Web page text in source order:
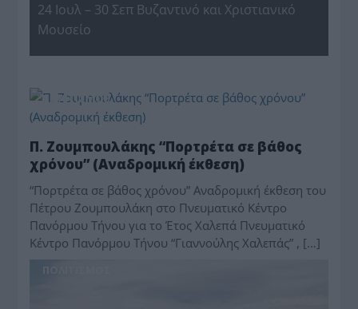
24 Ιουλ – 30 Σεπ Βυζαντινό και Χριστιανικό
Μουσείο
ΠΟΛΙΤΙΣΜΟΣ
Π. Ζουμπουλάκης “Πορτρέτα σε βάθος
χρόνου” (Αναδρομική έκθεση)
“Πορτρέτα σε βάθος χρόνου” Αναδρομική έκθεση του
Πέτρου Ζουμπουλάκη στο Πνευματικό Κέντρο
Πανόρμου Τήνου για το Έτος Χαλεπά Πνευματικό
Κέντρο Πανόρμου Τήνου “Γιαννούλης Χαλεπάς” , […]